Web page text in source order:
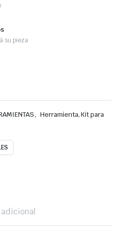
su pieza
, Herramienta, Kit para